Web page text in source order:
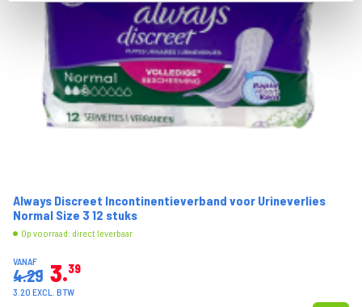
Always Discreet Incontinentieverband voor Urineverlies
Normal Size 3 12 stuks
Op voorraad: direct leverbaar
VANAF
4.29 3 39
3.20 EXCL. BTW